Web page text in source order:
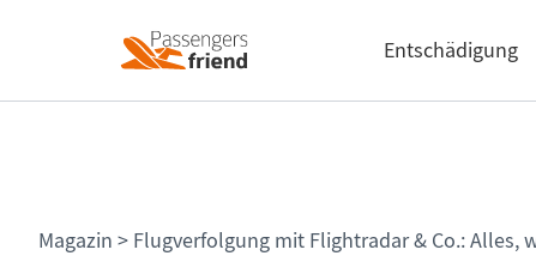
Entschädigung
Magazin > Flugverfolgung mit Flightradar & Co.: Alles,